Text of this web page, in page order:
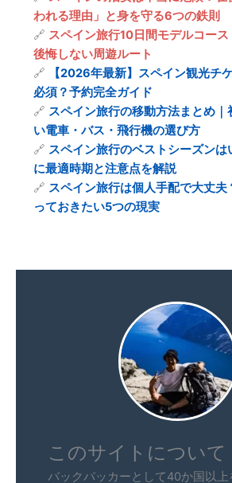
われる理由」と身を守る6つの鉄則
🔗 スペイン旅行10日間モデルコース
後悔しない周遊ルート
🔗
【2026年最新】スペイン観光チ
必須？予約完全ガイド
🔗 スペイン旅行の移動方法まとめ｜
い電車・バス・飛行機の選び方
🔗 スペイン旅行のベストシーズンは
に最適時期と注意点を解説
🔗 スペイン旅行は個人手配で大丈夫
っておきたい5つの現実
このサイトについて
バックパッカーとして40か国以上